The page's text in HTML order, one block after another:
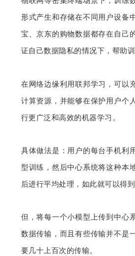
形式产生和存储在不同用户设备
宝、京东的购物数据都存在自己
证自己数据隐私的情况下，帮助
在网络边缘利用联邦学习，可以
计算资源，并能够在保护用户个
行更广泛和高效的机器学习。
具体做法是：用户的每台手机利
型训练，然后中心系统将这种本
后进行平均处理，如此就可以得
但，将每一个小模型上传到中心
数据传输，而且有些传输并不是
要几十上百次的传输。